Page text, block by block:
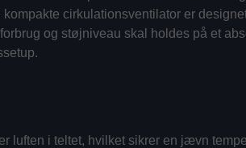
cirkulationsventilator er
og støjniveau skal holdes på et
luften i teltet, hvilket sikrer en jævn